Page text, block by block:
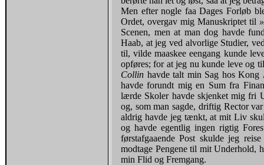
Men efter nogle faa Dages Forløb
Ordet, overgav mig Manuskriptet til
Scenen, men at man dog havde
Haab, at jeg ved alvorlige Studier,
til, vilde maaskee eengang kunde
opføres; for at jeg nu kunde leve og
Collin havde talt min Sag hos Kong
havde forundt mig en Sum fra
lærde Skoler havde skjenket mig fri
og, som man sagde, driftig Rector
aldrig havde jeg tænkt, at mit Liv
og havde egentlig ingen rigtig
førstafgaaende Post skulde jeg
modtage Pengene til mit Underhold,
min Flid og Fremgang.